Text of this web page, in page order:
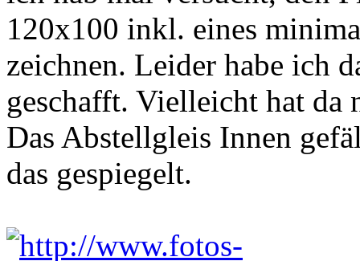
120x100 inkl. eines
zeichnen. Leider habe ich
geschafft. Vielleicht hat da
Das Abstellgleis Innen
das gespiegelt.